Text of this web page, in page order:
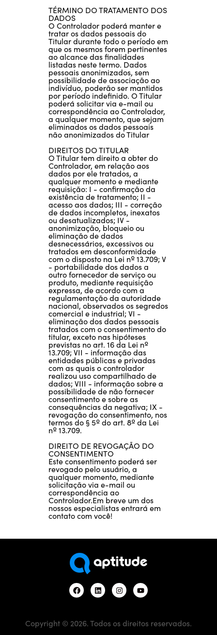
TÉRMINO DO TRATAMENTO DOS
DADOS
O Controlador poderá manter e
tratar os dados pessoais do
Titular durante todo o período em
que os mesmos forem pertinentes
ao alcance das finalidades
listadas neste termo. Dados
pessoais anonimizados, sem
possibilidade de associação ao
indivíduo, poderão ser mantidos
por período indefinido. O Titular
poderá solicitar via e-mail ou
correspondência ao Controlador,
a qualquer momento, que sejam
eliminados os dados pessoais
não anonimizados do Titular
DIREITOS DO TITULAR
O Titular tem direito a obter do
Controlador, em relação aos
dados por ele tratados, a
qualquer momento e mediante
requisição: I - confirmação da
existência de tratamento; II -
acesso aos dados; III - correção
de dados incompletos, inexatos
ou desatualizados; IV -
anonimização, bloqueio ou
eliminação de dados
desnecessários, excessivos ou
tratados em desconformidade
com o disposto na Lei nº 13.709; V
- portabilidade dos dados a
outro fornecedor de serviço ou
produto, mediante requisição
expressa, de acordo com a
regulamentação da autoridade
nacional, observados os segredos
comercial e industrial; VI -
eliminação dos dados pessoais
tratados com o consentimento do
titular, exceto nas hipóteses
previstas no art. 16 da Lei nº
13.709; VII - informação das
entidades públicas e privadas
com as quais o controlador
realizou uso compartilhado de
dados; VIII - informação sobre a
possibilidade de não fornecer
consentimento e sobre as
consequências da negativa; IX -
revogação do consentimento, nos
termos do § 5º do art. 8º da Lei
nº 13.709.
DIREITO DE REVOGAÇÃO DO
CONSENTIMENTO
Este consentimento poderá ser
revogado pelo usuário, a
qualquer momento, mediante
solicitação via e-mail ou
correspondência ao
Controlador.Em breve um dos
nossos especialistas entrará em
contato com você!
Copyright © 2026. Todos os direitos reservados.